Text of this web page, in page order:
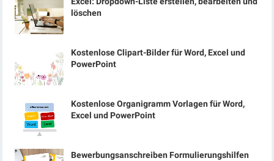
löschen
Kostenlose Clipart-Bilder für Word, Excel und
PowerPoint
Kostenlose Organigramm Vorlagen für Word,
Excel und PowerPoint
Bewerbungsanschreiben Formulierungshilfen